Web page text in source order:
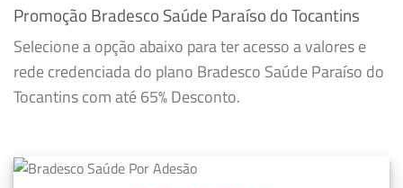
Promoção Bradesco Saúde Paraíso do Tocantins
Selecione a opção abaixo para ter acesso a valores e
rede credenciada do plano Bradesco Saúde Paraíso do
Tocantins com até 65% Desconto.